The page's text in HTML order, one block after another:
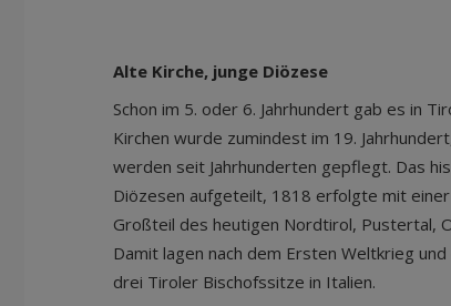
Alte Kirche, junge Diözese
Schon im 5. oder 6. Jahrhundert gab es in
Kirchen wurde zumindest im 19.
werden seit Jahrhunderten gepflegt. Das
Diözesen aufgeteilt, 1818 erfolgte mit
Großteil des heutigen Nordtirol, Pustertal,
Damit lagen nach dem Ersten Weltkrieg
drei Tiroler Bischofssitze in Italien.